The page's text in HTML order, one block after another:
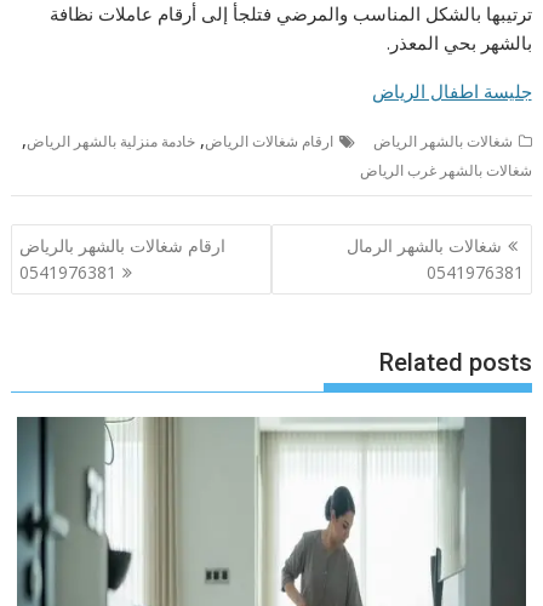
ترتيبها بالشكل المناسب والمرضي فتلجأ إلى أرقام عاملات نظافة
بالشهر بحي المعذر.
جليسة اطفال الرياض
شغالات بالشهر الرياض ارقام شغالات الرياض,خادمة منزلية بالشهر الرياض,
شغالات بالشهر غرب الرياض
تصفّح
المقالات
شغالات بالشهر الرمال
0541976381
ارقام شغالات بالشهر بالرياض
0541976381
Related posts